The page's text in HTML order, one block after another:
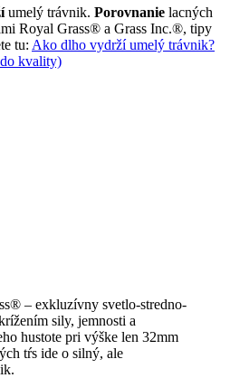
umelý trávnik. Porovnanie lacných
Royal Grass® a Grass Inc.®, tipy
tu: Ako dlho vydrží umelý trávnik?
kvality)
– exkluzívny svetlo-stredno-
sily, jemnosti a
hustote pri výške len 32mm
tŕs ide o silný, ale